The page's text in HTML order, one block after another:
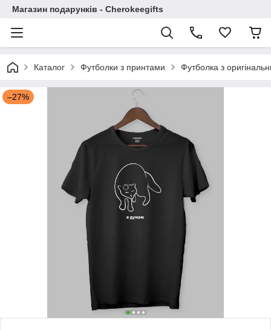
Магазин подарунків - Cherokeegifts
Каталог Футболки з принтами Футболка з
–27%